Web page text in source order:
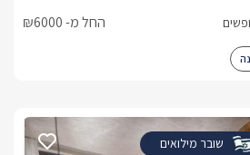
החל מ- ₪6000
שובר מילואים